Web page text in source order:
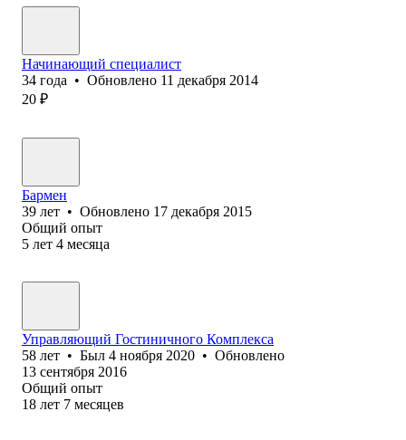
Начинающий специалист
34 года • Обновлено 11 декабря 2014
20 ₽
Бармен
39 лет • Обновлено 17 декабря 2015
Общий опыт
5 лет 4 месяца
Управляющий Гостиничного Комплекса
58 лет • Был 4 ноября 2020 • Обновлено
13 сентября 2016
Общий опыт
18 лет 7 месяцев